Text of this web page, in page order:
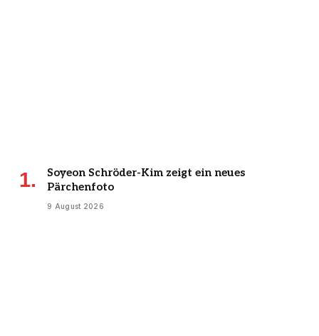
Soyeon Schröder-Kim zeigt ein neues
Pärchenfoto
9 August 2026